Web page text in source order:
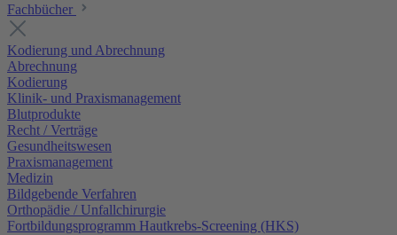
Fachbücher
Kodierung und Abrechnung
Abrechnung
Kodierung
Klinik- und Praxismanagement
Blutprodukte
Recht / Verträge
Gesundheitswesen
Praxismanagement
Medizin
Bildgebende Verfahren
Orthopädie / Unfallchirurgie
Fortbildungsprogramm Hautkrebs-Screening (HKS)